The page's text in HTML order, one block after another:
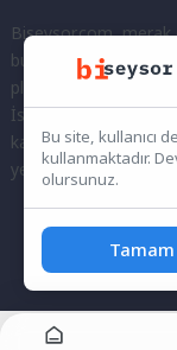
Biseysor.com,
bulunmak ve
platformdur.
İster kayıtlı bir
kalarak sorularınızı
yer var. Bilgiyi
Bu site, kullanıcı
kullanmaktadır.
olursunuz.
Tamam